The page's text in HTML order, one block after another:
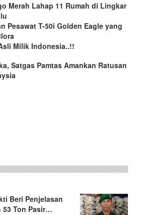
Merah Lahap 11 Rumah di Lingkar
Pesawat T-50i Golden Eagle yang
Milik Indonesia..!!
Satgas Pamtas Amankan Ratusan
Beri Penjelasan
53 Ton Pasir…